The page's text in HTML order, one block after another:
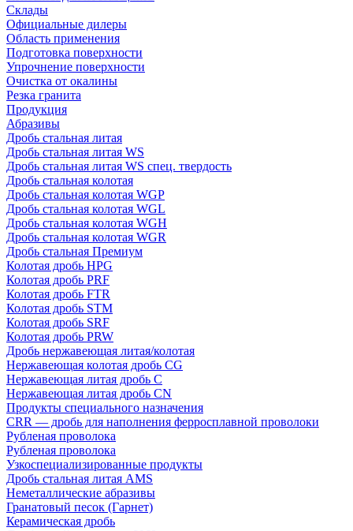
Склады
Официальные дилеры
Область применения
Подготовка поверхности
Упрочнение поверхности
Очистка от окалины
Резка гранита
Продукция
Абразивы
Дробь стальная литая
Дробь стальная литая WS
Дробь стальная литая WS спец. твердость
Дробь стальная колотая
Дробь стальная колотая WGP
Дробь стальная колотая WGL
Дробь стальная колотая WGH
Дробь стальная колотая WGR
Дробь стальная Премиум
Колотая дробь HPG
Колотая дробь PRF
Колотая дробь FTR
Колотая дробь STM
Колотая дробь SRF
Колотая дробь PRW
Дробь нержавеющая литая/колотая
Нержавеющая колотая дробь CG
Нержавеющая литая дробь C
Нержавеющая литая дробь CN
Продукты специального назначения
CRR — дробь для наполнения ферросплавной проволоки
Рубленая проволока
Рубленая проволока
Узкоспециализированные продукты
Дробь стальная литая AMS
Неметаллические абразивы
Гранатовый песок (Гарнет)
Керамическая дробь